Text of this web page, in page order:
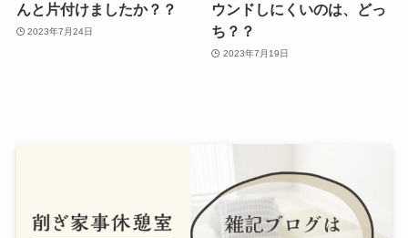
んと片付けましたか？？
2023年7月24日
ウンドしにくいのは、どっ
ち？？
2023年7月19日